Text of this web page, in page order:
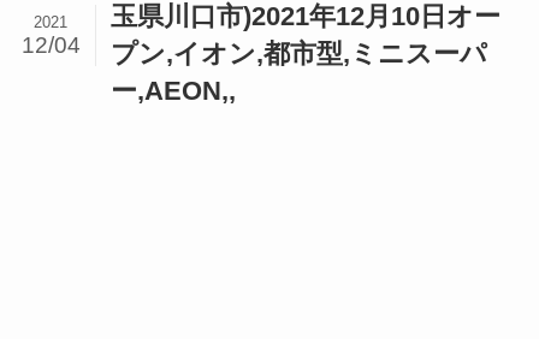
玉県川口市)2021年12月10日オー
プン,イオン,都市型,ミニスーパ
ー,AEON,,
2021
12/04